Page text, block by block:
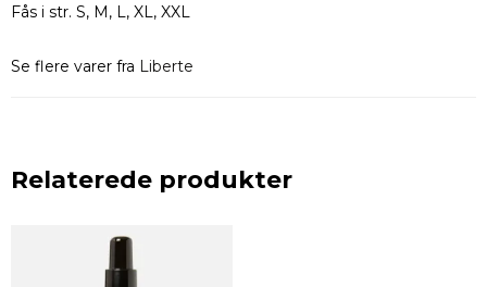
Fås i str. S, M, L, XL, XXL
Se flere varer fra Liberte
Relaterede produkter